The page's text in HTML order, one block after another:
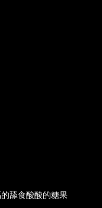
舔食酸酸的糖果­